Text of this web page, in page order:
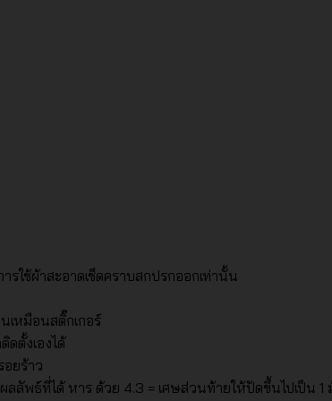
รใช้ผ้าสะอาดเช็ดคราบสกปรกออกเท่านั้น
เหมือนสติ๊กเกอร์
ดตั้งเองได้
ยร้าว
พธ์ที่ได้ หาร ด้วย 4.3 = เศษส่วนท้ายให้ปัดขึ้นไปเป็น 1